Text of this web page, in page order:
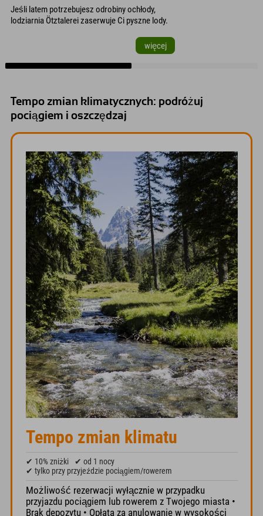
Jeśli latem potrzebujesz odrobiny ochłody,
lodziarnia Ötztalerei zaserwuje Ci pyszne lody.
więcej
Tempo zmian klimatycznych: podróżuj
pociągiem i oszczędzaj
Tempo zmian klimatu
✔ 10% zniżki
✔ od 1 nocy
✔ tylko przy przyjeździe pociągiem/rowerem
Możliwość rezerwacji wyłącznie w przypadku
przyjazdu pociągiem lub rowerem z Twojego miasta •
Brak depozytu • Opłata za anulowanie w wysokości